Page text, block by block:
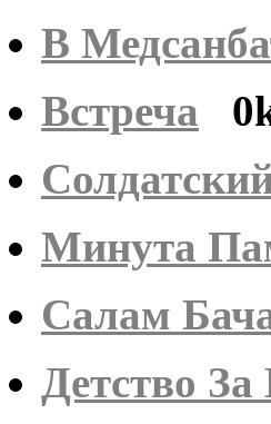
В
Встреча
Минута
Салам
Детство